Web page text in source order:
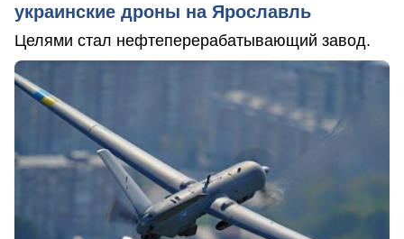
украинские дроны на Ярославль
Целями стал нефтеперерабатывающий завод.